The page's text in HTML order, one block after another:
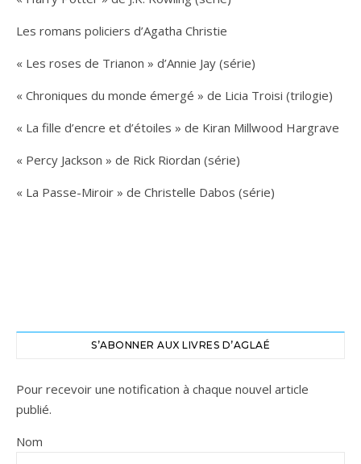
Les romans policiers d’Agatha Christie
« Les roses de Trianon » d’Annie Jay (série)
« Chroniques du monde émergé » de Licia Troisi (trilogie)
« La fille d’encre et d’étoiles » de Kiran Millwood Hargrave
« Percy Jackson » de Rick Riordan (série)
« La Passe-Miroir » de Christelle Dabos (série)
S’ABONNER AUX LIVRES D’AGLAÉ
Pour recevoir une notification à chaque nouvel article
publié.
Nom